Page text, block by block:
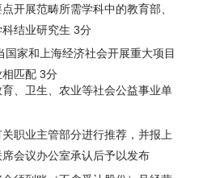
开展范畴所需学科中的教育部、
科结业研究生 3分
家和上海经济社会开展重大项目
相匹配 3分
、卫生、农业等社会公益事业单
职业主管部分进行推荐，并报上
会议办公室承认后予以发布